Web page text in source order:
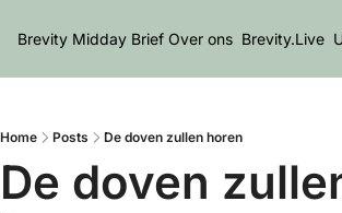
Brevity Midday Brief Over ons Brevity.Live
Home Posts De doven zullen horen
De doven